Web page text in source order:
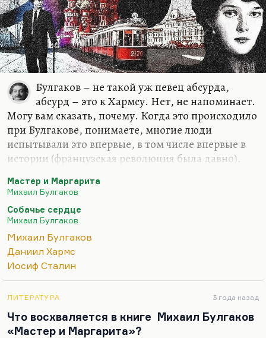
Булгаков – не такой уж певец абсурда,
абсурд – это к Хармсу. Нет, не напоминает.
Могу вам сказать, почему. Когда это происходило
при Булгакове, понимаете, многие люди
испытывали это впервые, в том числе впервые в
истории (французская революция была давно).
говоря, эту поэтику террора, этих серых дней и
ярких, праздничных, оргиастических ночей во
многом и создал сам Булгаков. «Мастер и
Маргарита» – это роман торжествующего
гламура. Кстати говоря, голая вечеринка
Воланда… Многие уже отметили эту параллель, с
танцами в женских платьях, приветы «Гибели
привет.
Но тогда это все имело не скажу…
Мастер и Маргарита
Михаил Булгаков
Собачье сердце
Михаил Булгаков
Михаил Булгаков
Даниил Хармс
Иосиф Сталин
ЛИТЕРАТУРА 3 года назад
Что восхваляется в книге Михаил Булгаков
«Мастер и Маргарита»?